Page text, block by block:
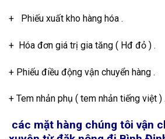
+ Phiếu xuất kho hàng hóa .
+ Hóa đơn giá trị gia tăng ( Hđ đỏ ) .
+ Phiếu điều động vận chuyển hàng .
+ Tem nhản phụ ( tem nhản tiếng việt ) .
các mặt hàng chúng tôi vận